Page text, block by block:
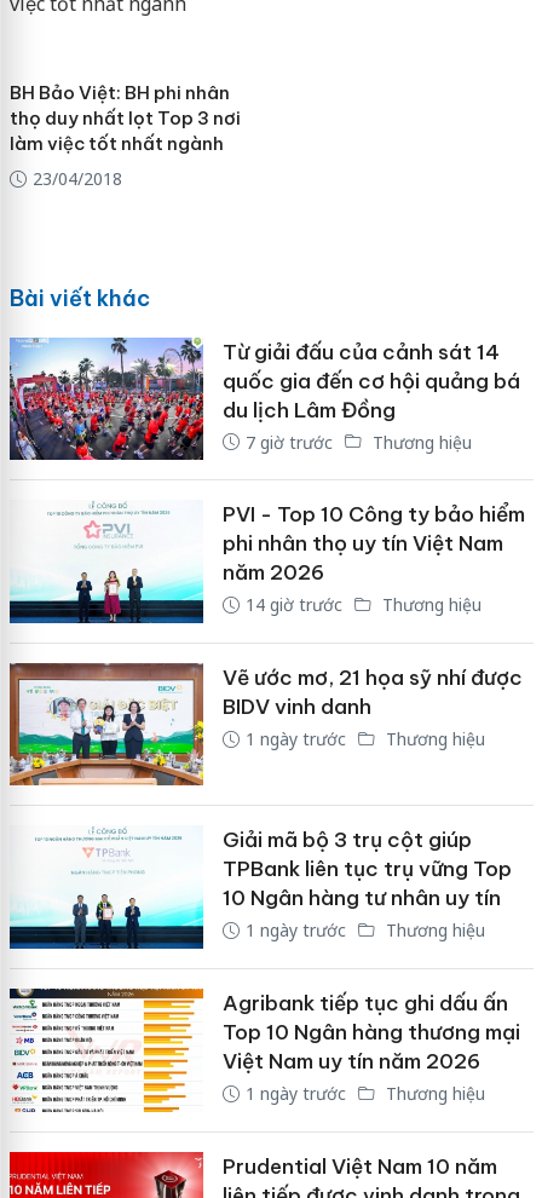
BH Bảo Việt: BH phi nhân
thọ duy nhất lọt Top 3 nơi
làm việc tốt nhất ngành
23/04/2018
Bài viết khác
Từ giải đấu của cảnh sát 14
quốc gia đến cơ hội quảng bá
du lịch Lâm Đồng
7 giờ trước Thương hiệu
PVI - Top 10 Công ty bảo hiểm
phi nhân thọ uy tín Việt Nam
năm 2026
14 giờ trước Thương hiệu
Vẽ ước mơ, 21 họa sỹ nhí được
BIDV vinh danh
1 ngày trước Thương hiệu
Giải mã bộ 3 trụ cột giúp
TPBank liên tục trụ vững Top
10 Ngân hàng tư nhân uy tín
1 ngày trước Thương hiệu
Agribank tiếp tục ghi dấu ấn
Top 10 Ngân hàng thương mại
Việt Nam uy tín năm 2026
1 ngày trước Thương hiệu
Prudential Việt Nam 10 năm